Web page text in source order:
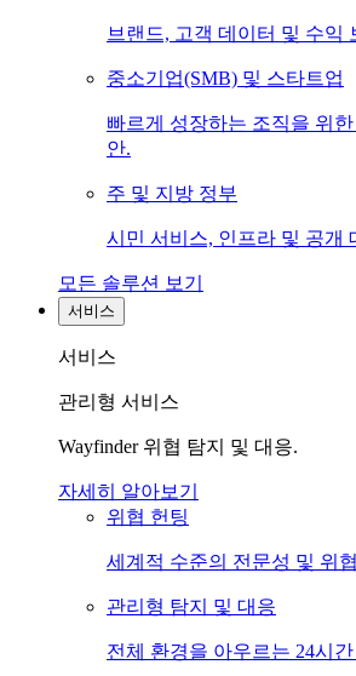
브랜드, 고객 데이터 및 수익
중소기업(SMB) 및 스타트업
빠르게 성장하는 조직을 위
안.
주 및 지방 정부
시민 서비스, 인프라 및 공개
모든 솔루션 보기
서비스
서비스
관리형 서비스
Wayfinder 위협 탐지 및 대응.
자세히 알아보기
위협 헌팅
세계적 수준의 전문성 및 위
관리형 탐지 및 대응
전체 환경을 아우르는 24시